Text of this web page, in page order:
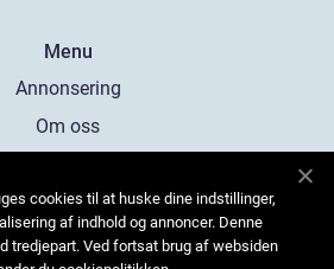
Menu
Annonsering
Om oss
Kontakta oss
Sitemap
cookies til at huske dine indstillinger,
af indhold og annoncer. Denne
tredjepart. Ved fortsat brug af websiden